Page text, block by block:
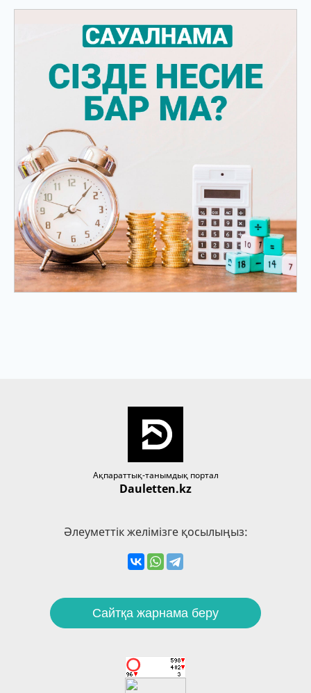
Ақпараттық-танымдық портал
Dauletten.kz
Әлеуметтік желімізге қосылыңыз:
Сайтқа жарнама беру